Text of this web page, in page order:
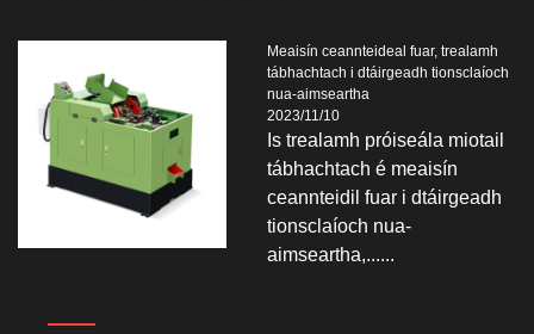
Meaisín ceannteideal fuar, trealamh
tábhachtach i dtáirgeadh tionsclaíoch
nua-aimseartha
2023/11/10
Is trealamh próiseála miotail
tábhachtach é meaisín
ceannteidil fuar i dtáirgeadh
tionsclaíoch nua-
aimseartha,......